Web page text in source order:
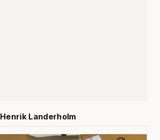
Henrik Landerholm